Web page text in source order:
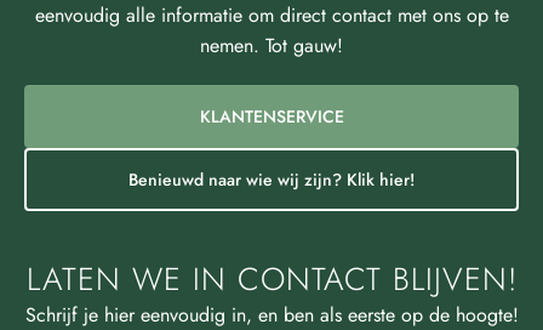
eenvoudig alle informatie om direct contact met ons op te
nemen. Tot gauw!
KLANTENSERVICE
Benieuwd naar wie wij zijn? Klik hier!
LATEN WE IN CONTACT BLIJVEN!
Schrijf je hier eenvoudig in, en ben als eerste op de hoogte!